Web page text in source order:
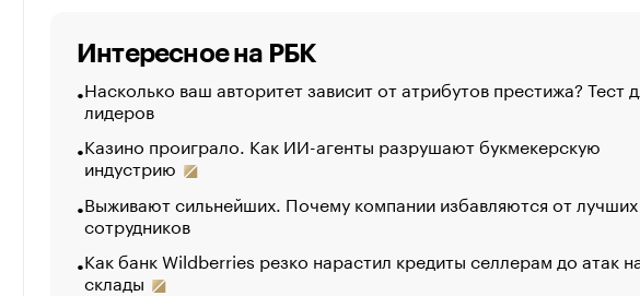
Интересное на РБК
Насколько ваш авторитет зависит от атрибутов престижа? Тест
лидеров
Казино проиграло. Как ИИ-агенты разрушают букмекерскую
индустрию
Выживают сильнейших. Почему компании избавляются от лучших
сотрудников
Как банк Wildberries резко нарастил кредиты селлерам до атак
склады